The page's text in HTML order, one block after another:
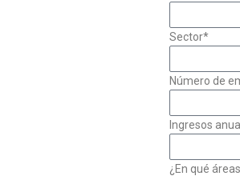
Sector*
Número de
Ingresos
¿En qué